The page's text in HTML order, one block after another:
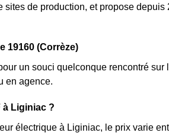
de production, et propose
19160 (Corrèze)
un souci quelconque rencontré
en agence.
à Liginiac ?
électrique à Liginiac, le prix varie